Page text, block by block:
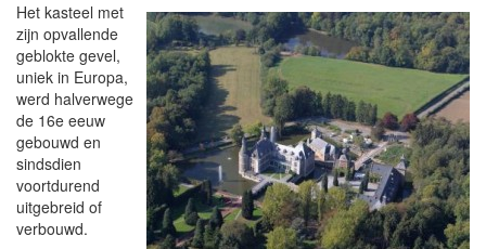
Het kasteel met
zijn opvallende
geblokte gevel,
uniek in Europa,
werd halverwege
de 16e eeuw
gebouwd en
sindsdien
voortdurend
uitgebreid of
verbouwd.